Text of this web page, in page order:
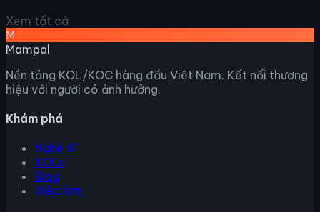
Xem tất cả
M
Mampal
Nền tảng KOL/KOC hàng đầu Việt Nam. Kết nối thương
hiệu với người có ảnh hưởng.
Khám phá
Nghệ sĩ
KOLs
Blog
Việc làm